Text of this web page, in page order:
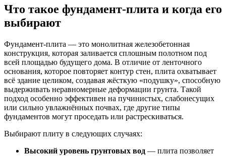
Что такое фундамент-плита и когда его
выбирают
Фундамент-плита — это монолитная железобетонная
конструкция, которая заливается сплошным полотном под
всей площадью будущего дома. В отличие от ленточного
основания, которое повторяет контур стен, плита охватывает
всё здание целиком, создавая жёсткую «подушку», способную
выдерживать неравномерные деформации грунта. Такой
подход особенно эффективен на пучинистых, слабонесущих
или сильно увлажнённых почвах, где другие типы
фундаментов могут проседать или растрескиваться.
Выбирают плиту в следующих случаях:
Высокий уровень грунтовых вод — плита позволяет